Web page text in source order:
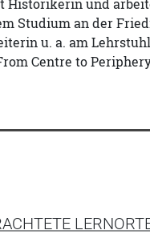
Historikerin und
Studium an der
u. a. am
Centre to